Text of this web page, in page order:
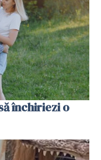
închiriezi o